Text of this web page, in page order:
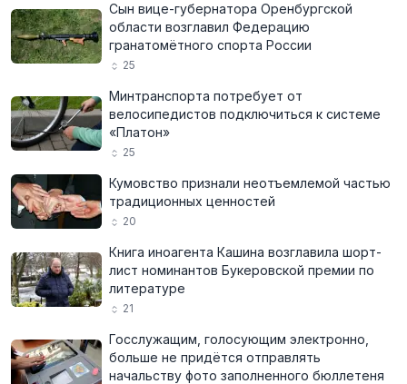
Сын вице-губернатора Оренбургской
области возглавил Федерацию
гранатомётного спорта России
25
Минтранспорта потребует от
велосипедистов подключиться к системе
«Платон»
25
Кумовство признали неотъемлемой частью
традиционных ценностей
20
Книга иноагента Кашина возглавила шорт-
лист номинантов Букеровской премии по
литературе
21
Госслужащим, голосующим электронно,
больше не придётся отправлять
начальству фото заполненного бюллетеня